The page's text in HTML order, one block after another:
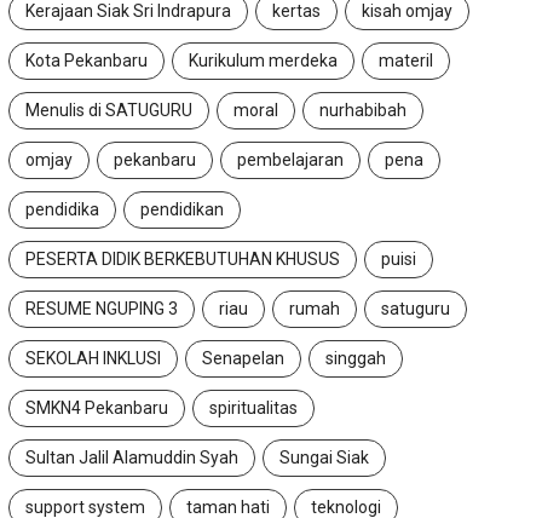
Kerajaan Siak Sri Indrapura kertas kisah omjay
Kota Pekanbaru Kurikulum merdeka materil
Menulis di SATUGURU moral nurhabibah
omjay pekanbaru pembelajaran pena
pendidika pendidikan
PESERTA DIDIK BERKEBUTUHAN KHUSUS puisi
RESUME NGUPING 3 riau rumah satuguru
SEKOLAH INKLUSI Senapelan singgah
SMKN4 Pekanbaru spiritualitas
Sultan Jalil Alamuddin Syah Sungai Siak
support system taman hati teknologi